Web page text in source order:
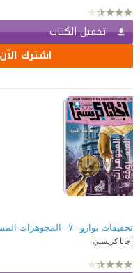
تحميل الكتاب
اشترك الآن
تحقيقات بوارو - ٧ - المجوهرات المسروقة
أجاثا كريستي